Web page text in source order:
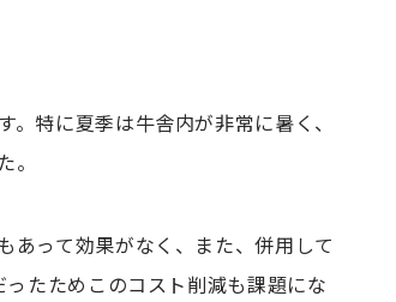
特に夏季は牛舎内が非常に暑く、
あって効果がなく、また、併用して
たためこのコスト削減も課題にな